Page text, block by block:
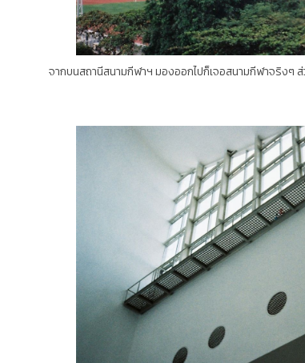
จากบนสถานีสนามกีฬาฯ มองออกไปก็เจอสนามกีฬาจริงๆ ส่ว